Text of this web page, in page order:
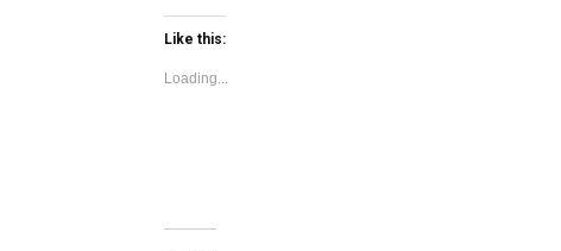
Like this:
Loading...